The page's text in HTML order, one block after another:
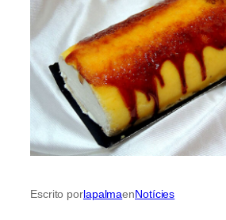
Escrito porlapalmaenNotícies